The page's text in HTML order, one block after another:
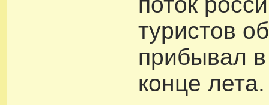
туристов
прибывал
конце лета.